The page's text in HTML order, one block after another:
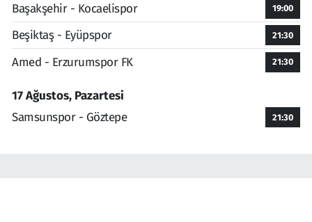
Başakşehir - Kocaelispor
19:00
Beşiktaş - Eyüpspor 21:30
Amed - Erzurumspor FK 21:30
17 Ağustos, Pazartesi
Samsunspor - Göztepe
21:30